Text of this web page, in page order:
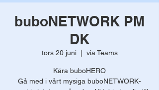
buboNETWORK PM
DK
tors 20 juni
  |
via Teams
Kära buboHERO
Gå med i vårt mysiga buboNETWORK-